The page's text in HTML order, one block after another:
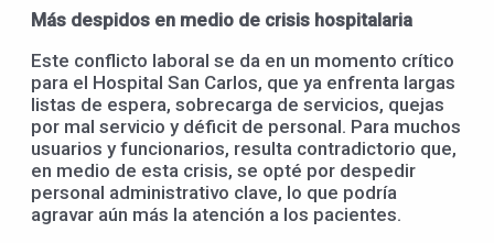
Más despidos en medio de crisis hospitalaria
Este conflicto laboral se da en un momento crítico
para el Hospital San Carlos, que ya enfrenta largas
listas de espera, sobrecarga de servicios, quejas
por mal servicio y déficit de personal. Para muchos
usuarios y funcionarios, resulta contradictorio que,
en medio de esta crisis, se opté por despedir
personal administrativo clave, lo que podría
agravar aún más la atención a los pacientes.